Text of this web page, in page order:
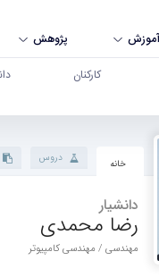
آموزش پژوهش
کارکنان
خانه دروس
دانشیار
رضا محمدی
مهندسی / مهندسی کامپیوتر